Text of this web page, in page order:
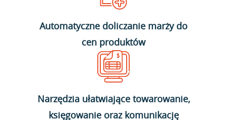
Automatyczne doliczanie marży do
cen produktów
Narzędzia ułatwiające towarowanie,
księgowanie oraz komunikację